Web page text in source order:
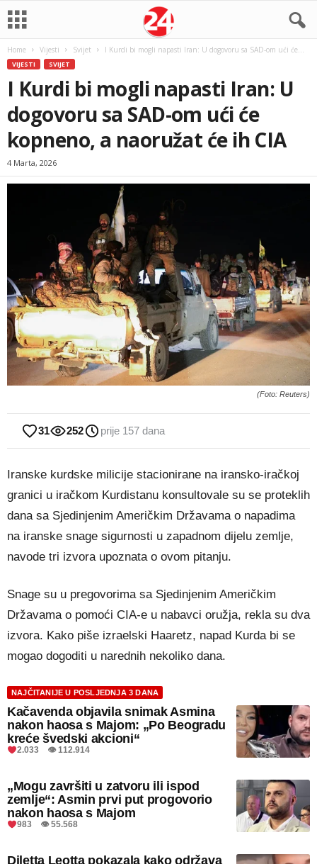
Home Vijesti Svijet I Kurdi bi mogli napasti Iran: U dogovoru sa SAD-om ući će...
VIJESTI SVIJET
I Kurdi bi mogli napasti Iran: U
dogovoru sa SAD-om ući će
kopneno, a naoružat će ih CIA
4 Marta, 2026
(Foto: Reuters)
31 252 prije 157 dana
Iranske kurdske milicije stacionirane na iransko-iračkoj
granici u iračkom Kurdistanu konsultovale su se proteklih
dana sa Sjedinjenim Američkim Državama o napadima
na iranske snage sigurnosti u zapadnom dijelu zemlje,
navode tri izvora upoznata o ovom pitanju.
Snage su u pregovorima sa Sjedinjenim Američkim
Državama o pomoći CIA-e u nabavci oružja, rekla su dva
izvora. Kako piše izraelski Haaretz, napad Kurda bi se
mogao dogoditi u narednih nekoliko dana.
NAJČITANIJE U POSLJEDNJA 3 DANA
Kačavenda objavila snimak Asmina
nakon haosa s Majom: „Po Beogradu
kreće švedski akcioni“
2.033 👁 112.914
„Mogu završiti u zatvoru ili ispod
zemlje“: Asmin prvi put progovorio
nakon haosa s Majom
983 👁 55.568
Diletta Leotta pokazala kako održava